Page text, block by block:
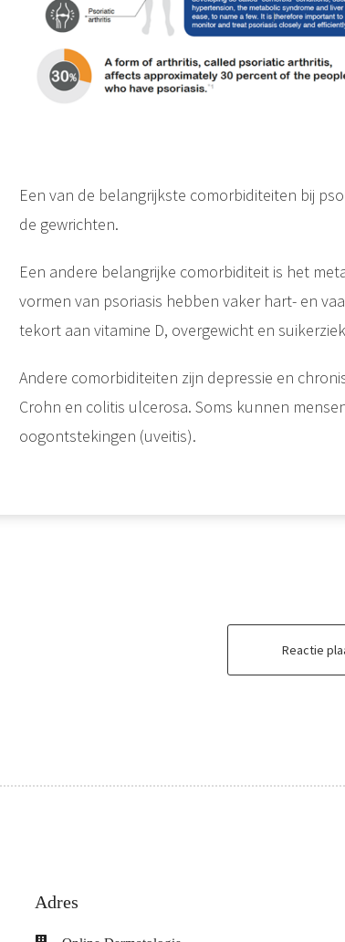
Een van de belangrijkste comorbiditeiten bij
de gewrichten.
Een andere belangrijke comorbiditeit is het
vormen van psoriasis hebben vaker hart- en
tekort aan vitamine D, overgewicht en
Andere comorbiditeiten zijn depressie en
Crohn en colitis ulcerosa. Soms kunnen
oogontstekingen (uveitis).
Reactie
Adres